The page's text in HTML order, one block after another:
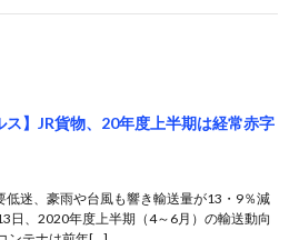
ス】JR貨物、20年度上半期は経常赤字
低迷、豪雨や台風も響き輸送量が13・9％減
日、2020年度上半期（4～6月）の輸送動向